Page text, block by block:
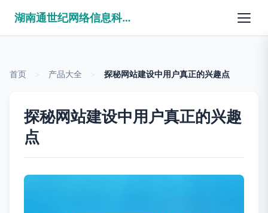
湖南通世纪网络信息科技有限公司
首页 产品大全 探秘网站建设中用户真正的兴趣点
探秘网站建设中用户真正的兴趣
点